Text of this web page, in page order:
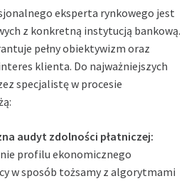
eksperta rynkowego jest
z konkretną instytucją bankową.
pełny obiektywizm oraz
klienta. Do najważniejszych
specjalistę w procesie
audyt zdolności płatniczej:
profilu ekonomicznego
w sposób tożsamy z algorytmami